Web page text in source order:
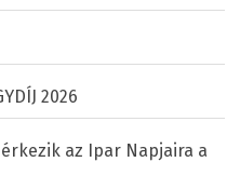
2026
az Ipar Napjaira a